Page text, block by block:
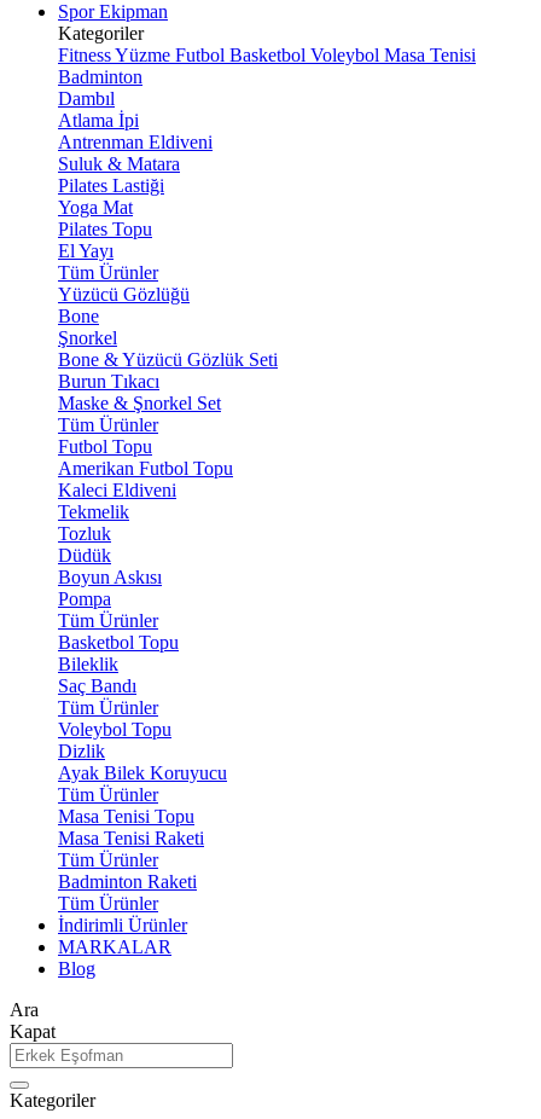
Spor Ekipman
Kategoriler
FitnessYüzme Futbol Basketbol Voleybol Masa Tenisi
Badminton
Dambıl
Atlama İpi
Antrenman Eldiveni
Suluk & Matara
Pilates Lastiği
Yoga Mat
Pilates Topu
El Yayı
Tüm Ürünler
Yüzücü Gözlüğü
Bone
Şnorkel
Bone & Yüzücü Gözlük Seti
Burun Tıkacı
Maske & Şnorkel Set
Tüm Ürünler
Futbol Topu
Amerikan Futbol Topu
Kaleci Eldiveni
Tekmelik
Tozluk
Düdük
Boyun Askısı
Pompa
Tüm Ürünler
Basketbol Topu
Bileklik
Saç Bandı
Tüm Ürünler
Voleybol Topu
Dizlik
Ayak Bilek Koruyucu
Tüm Ürünler
Masa Tenisi Topu
Masa Tenisi Raketi
Tüm Ürünler
Badminton Raketi
Tüm Ürünler
İndirimli Ürünler
MARKALAR
Blog
Ara
Kapat
Kategoriler